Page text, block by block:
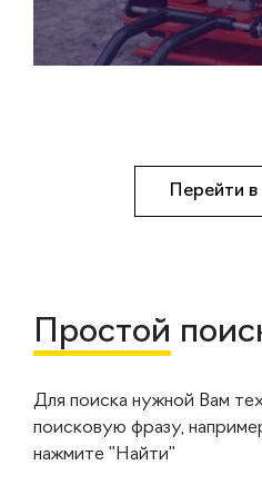
Перейти
Простой
Для поиска нужной Вам
поисковую фразу,
нажмите "Найти"